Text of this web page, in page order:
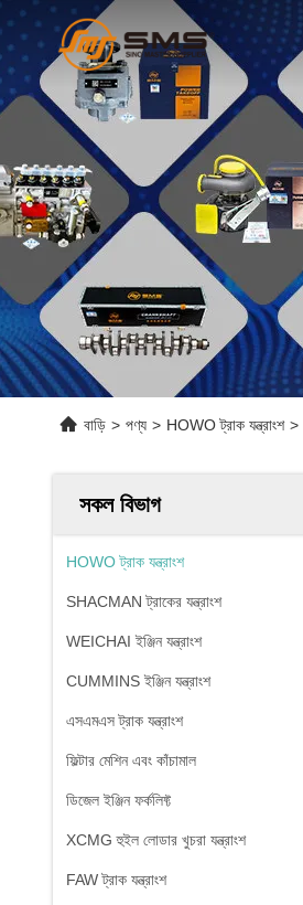
বাড়ি > পণ্য > HOWO ট্রাক যন্ত্রাংশ >
সকল বিভাগ
HOWO ট্রাক যন্ত্রাংশ
SHACMAN ট্রাকের যন্ত্রাংশ
WEICHAI ইঞ্জিন যন্ত্রাংশ
CUMMINS ইঞ্জিন যন্ত্রাংশ
এসএমএস ট্রাক যন্ত্রাংশ
ফিল্টার মেশিন এবং কাঁচামাল
ডিজেল ইঞ্জিন ফর্কলিফ্ট
XCMG হুইল লোডার খুচরা যন্ত্রাংশ
FAW ট্রাক যন্ত্রাংশ